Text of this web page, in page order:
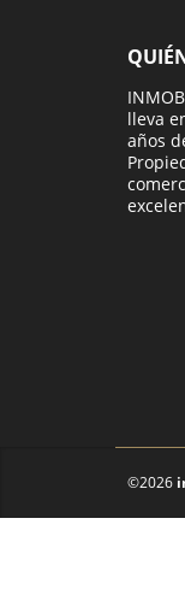
lleva
años
©2026